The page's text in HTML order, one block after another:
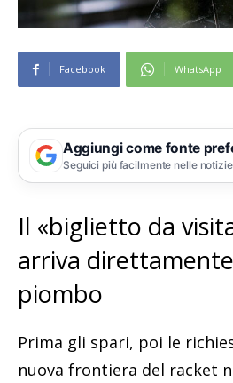
Facebook WhatsApp
Aggiungi come fonte
Seguici più facilmente nelle
Il «biglietto da
arriva
piombo
Prima gli spari, poi le
nuova frontiera del racket